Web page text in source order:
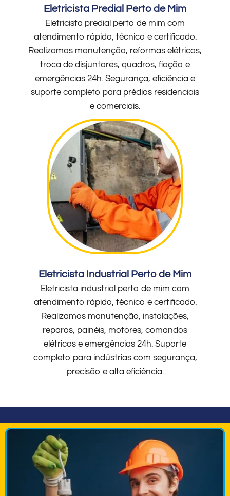
Eletricista Predial Perto de Mim
Eletricista predial perto de mim com
atendimento rápido, técnico e certificado.
Realizamos manutenção, reformas elétricas,
troca de disjuntores, quadros, fiação e
emergências 24h. Segurança, eficiência e
suporte completo para prédios residenciais
e comerciais.
Eletricista Industrial Perto de Mim
Eletricista industrial perto de mim com
atendimento rápido, técnico e certificado.
Realizamos manutenção, instalações,
reparos, painéis, motores, comandos
elétricos e emergências 24h. Suporte
completo para indústrias com segurança,
precisão e alta eficiência.